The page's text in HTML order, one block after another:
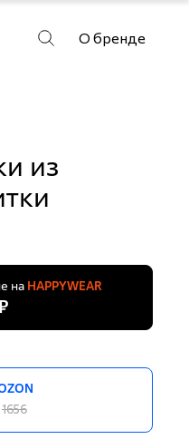
О бренде
из
на HAPPYWEAR
1656